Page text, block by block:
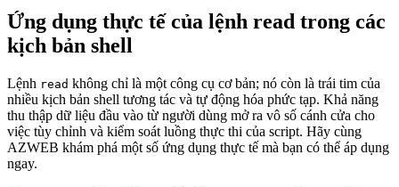
Ứng dụng thực tế của lệnh read trong các
kịch bản shell
Lệnh read không chỉ là một công cụ cơ bản; nó còn là trái tim của
nhiều kịch bản shell tương tác và tự động hóa phức tạp. Khả năng
thu thập dữ liệu đầu vào từ người dùng mở ra vô số cánh cửa cho
việc tùy chỉnh và kiểm soát luồng thực thi của script. Hãy cùng
AZWEB khám phá một số ứng dụng thực tế mà bạn có thể áp dụng
ngay.